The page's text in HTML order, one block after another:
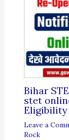
Bihar
stet
Eligibility
Leave a
Rock